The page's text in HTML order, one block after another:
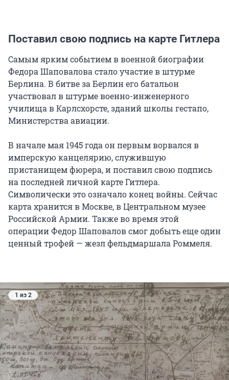
Поставил свою подпись на карте Гитлера
Самым ярким событием в военной биографии
Федора Шаповалова стало участие в штурме
Берлина. В битве за Берлин его батальон
участвовал в штурме военно-инженерного
училища в Карлсхорсте, зданий школы гестапо,
Министерства авиации.
В начале мая 1945 года он первым ворвался в
имперскую канцелярию, служившую
пристанищем фюрера, и поставил свою подпись
на последней личной карте Гитлера.
Символически это означало конец войны. Сейчас
карта хранится в Москве, в Центральном музее
Российской Армии. Также во время этой
операции Федор Шаповалов смог добыть еще один
ценный трофей — жезл фельдмаршала Роммеля.
1 из 2